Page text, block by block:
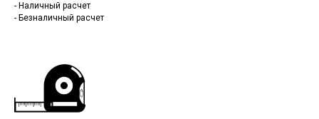
- Наличный расчет
- Безналичный расчет